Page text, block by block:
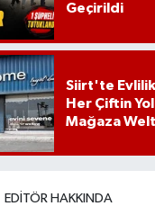
Geçirildi
Siirt'te Evlilik
Her Çiftin
Mağaza
EDITÖR HAKKINDA